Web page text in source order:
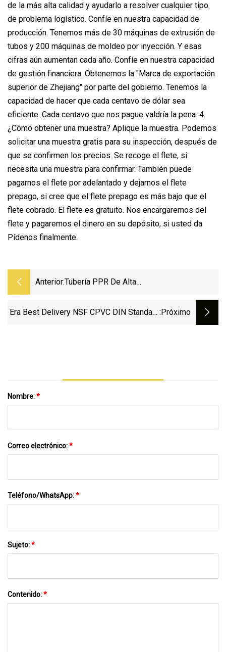
de la más alta calidad y ayudarlo a resolver cualquier tipo
de problema logístico. Confíe en nuestra capacidad de
producción. Tenemos más de 30 máquinas de extrusión de
tubos y 200 máquinas de moldeo por inyección. Y esas
cifras aún aumentan cada año. Confíe en nuestra capacidad
de gestión financiera. Obtenemos la "Marca de exportación
superior de Zhejiang" por parte del gobierno. Tenemos la
capacidad de hacer que cada centavo de dólar sea
eficiente. Cada centavo que nos pague valdría la pena. 4.
¿Cómo obtener una muestra? Aplique la muestra. Podemos
solicitar una muestra gratis para su inspección, después de
que se confirmen los precios. Se recoge el flete, si
necesita una muestra para confirmar. También puede
pagarnos el flete por adelantado y dejarnos el flete
prepago, si cree que el flete prepago es más bajo que el
flete cobrado. El flete es gratuito. Nos encargaremos del
flete y pagaremos el dinero en su depósito, si usted da
Pídenos finalmente.
Anterior:Tubería PPR De Alta
Agua Caliente Pn16 20-110mm
Era Best Delivery NSF CPVC DIN Standard :próximo
Nombre:*
Correo electrónico:*
Teléfono/WhatsApp:*
Sujeto:*
Contenido:*